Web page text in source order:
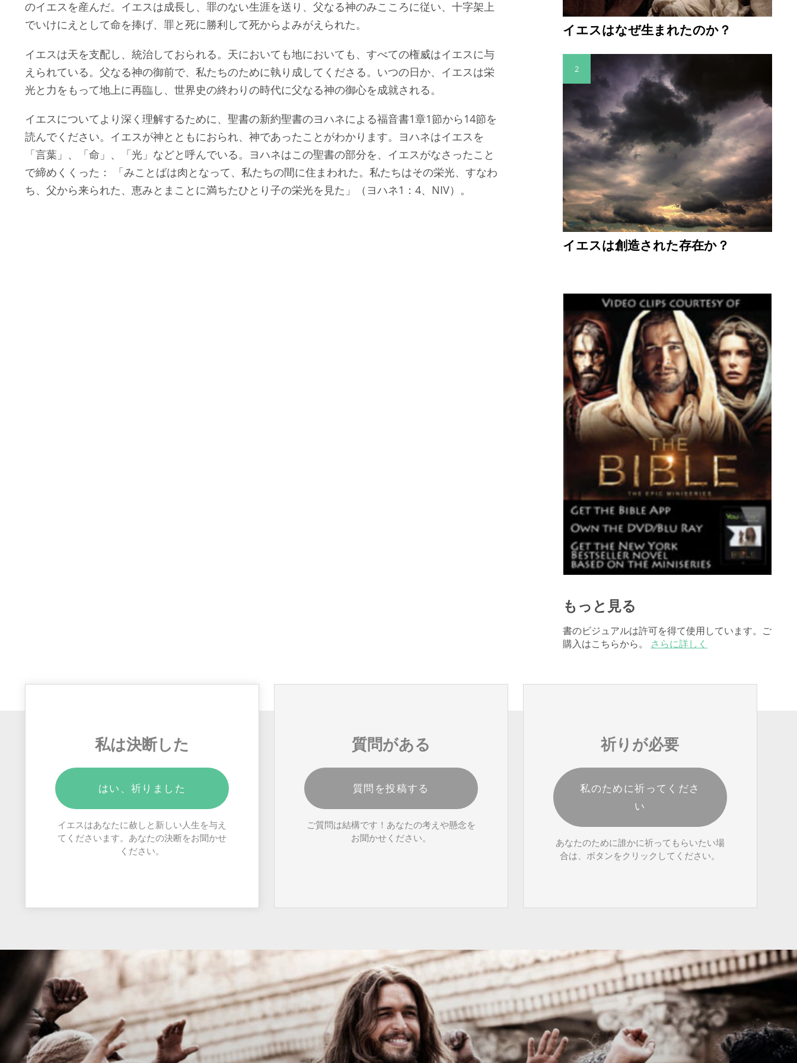
のイエスを産んだ。イエスは成長し、罪のない生涯を送り、父なる神のみこころに従い、十字架上
でいけにえとして命を捧げ、罪と死に勝利して死からよみがえられた。
イエスは天を支配し、統治しておられる。天においても地においても、すべての権威はイエスに与
えられている。父なる神の御前で、私たちのために執り成してくださる。いつの日か、イエスは栄
光と力をもって地上に再臨し、世界史の終わりの時代に父なる神の御心を成就される。
イエスについてより深く理解するために、聖書の新約聖書のヨハネによる福音書1章1節から14節を
読んでください。イエスが神とともにおられ、神であったことがわかります。ヨハネはイエスを
「言葉」、「命」、「光」などと呼んでいる。ヨハネはこの聖書の部分を、イエスがなさったこと
で締めくくった： 「みことばは肉となって、私たちの間に住まわれた。私たちはその栄光、すなわ
ち、父から来られた、恵みとまことに満ちたひとり子の栄光を見た」（ヨハネ1：4、NIV）。
イエスはなぜ生まれたのか？
2
イエスは創造された存在か？
もっと見る
書のビジュアルは許可を得て使用しています。ご
購入はこちらから。 さらに詳しく
私は決断した
はい、祈りました
イエスはあなたに赦しと新しい人生を与え
てくださいます。あなたの決断をお聞かせ
ください。
質問がある
質問を投稿する
ご質問は結構です！あなたの考えや懸念を
お聞かせください。
祈りが必要
私のために祈ってくださ
い
あなたのために誰かに祈ってもらいたい場
合は、ボタンをクリックしてください。